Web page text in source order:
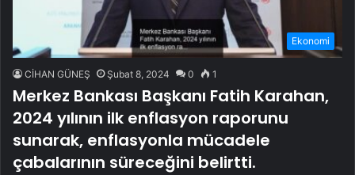
Ekonomi
CİHAN GÜNEŞ Şubat 8, 2024 0 1
Merkez Bankası Başkanı Fatih Karahan,
2024 yılının ilk enflasyon raporunu
sunarak, enflasyonla mücadele
çabalarının süreceğini belirtti.